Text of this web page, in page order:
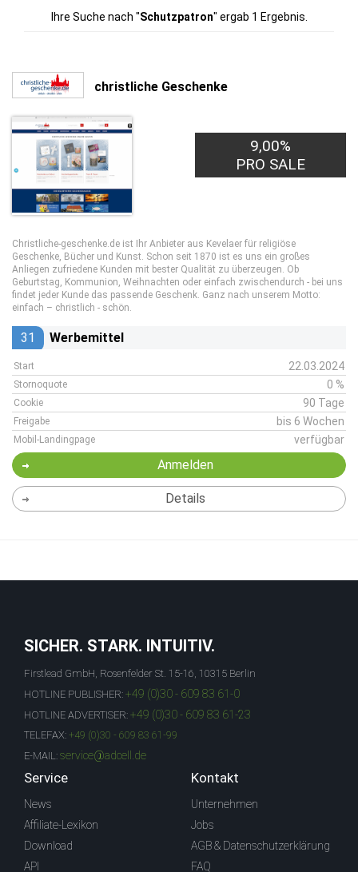
Ihre Suche nach "Schutzpatron" ergab 1 Ergebnis.
christliche Geschenke
9,00%
PRO SALE
Christliche-geschenke.de ist Ihr Anbieter aus Kevelaer für religiöse
Geschenke, Bücher und Kunst. Schon seit 1870 ist es uns ein großes
Anliegen zufriedene Kunden mit bester Qualität zu überzeugen. Ob
Geburtstag, Kommunion, Weihnachten oder einfach zwischendurch - bei uns
findet jeder Kunde das passende Geschenk. Ganz nach unserem Motto:
einfach – christlich - schön.
31 Werbemittel
Start 22.03.2024
Stornoquote 0 %
Cookie 90 Tage
Freigabe bis 6 Wochen
Mobil-Landingpage verfügbar
Anmelden
Details
SICHER. STARK. INTUITIV.
Firstlead GmbH, Rosenfelder St. 15-16, 10315 Berlin
HOTLINE PUBLISHER: +49 (0)30 - 609 83 61-0
HOTLINE ADVERTISER: +49 (0)30 - 609 83 61-23
TELEFAX: +49 (0)30 - 609 83 61-99
E-MAIL: service@adcell.de
Service
News
Affiliate-Lexikon
Download
API
Kontakt
Unternehmen
Jobs
AGB & Datenschutzerklärung
FAQ